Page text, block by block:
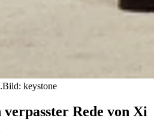
Bild: keystone
Rede von Xi